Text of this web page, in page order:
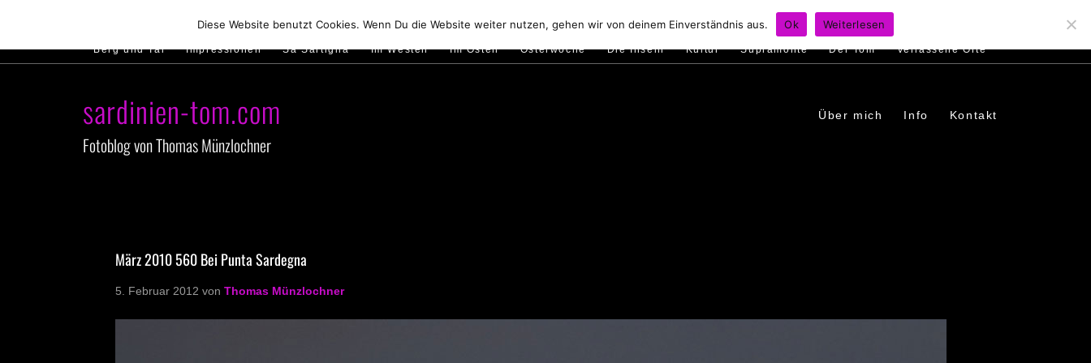
Traumstrände Feste feiern Golfo di Orosei Im Norden Im Süden Gallura Murales Ambiente Menschen
Berg und Tal Impressionen Sa Sartiglia Im Westen Im Osten Osterwoche Die Inseln Kultur Supramonte Der Tom Verlassene Orte
sardinien-tom.com
Fotoblog von Thomas Münzlochner
Über mich Info Kontakt
März 2010 560 Bei Punta Sardegna
5. Februar 2012 von Thomas Münzlochner
Diese Website benutzt Cookies. Wenn Du die Website weiter nutzen, gehen wir von deinem Einverständnis aus. Ok Weiterlesen